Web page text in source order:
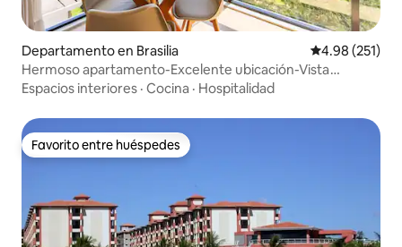
Departamento en Brasilia Calificación
4.98 (251)
Hermoso apartamento-Excelente ubicación-Vista
increíble
Espacios interiores · Cocina · Hospitalidad
Favorito entre huéspedes
Favorito entre huéspedes